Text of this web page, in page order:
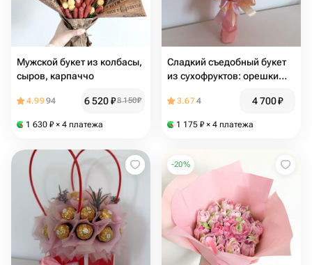
Мужской букет из колбасы,
сыров, карпаччо
4.9994 6 520₽8 150₽
1 630 ₽ × 4 платежа
Сладкий съедобный букет
из сухофруктов: орешки
груша
3.674 4 700₽
1 175 ₽ × 4 платежа
-20%